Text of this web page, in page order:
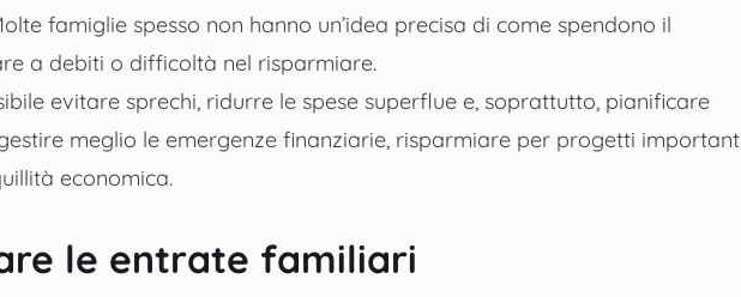
famiglie spesso non hanno un’idea precisa di come spendono il
a debiti o difficoltà nel risparmiare.
evitare sprechi, ridurre le spese superflue e, soprattutto, pianificare
meglio le emergenze finanziarie, risparmiare per progetti
economica.
le entrate familiari